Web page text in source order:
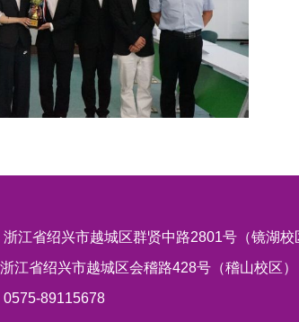
江省绍兴市越城区群贤中路2801号（镜湖校
绍兴市越城区会稽路428号（稽山校区）
0575-89115678